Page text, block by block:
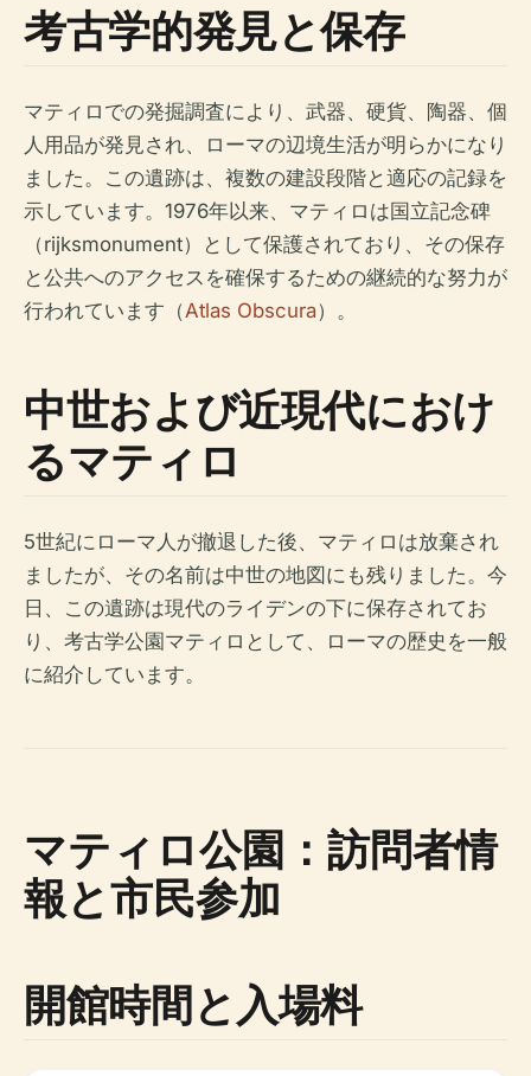
考古学的発見と保存
マティロでの発掘調査により、武器、硬貨、陶器、個
人用品が発見され、ローマの辺境生活が明らかになり
ました。この遺跡は、複数の建設段階と適応の記録を
示しています。1976年以来、マティロは国立記念碑
（rijksmonument）として保護されており、その保存
と公共へのアクセスを確保するための継続的な努力が
行われています（Atlas Obscura）。
中世および近現代におけ
るマティロ
5世紀にローマ人が撤退した後、マティロは放棄され
ましたが、その名前は中世の地図にも残りました。今
日、この遺跡は現代のライデンの下に保存されてお
り、考古学公園マティロとして、ローマの歴史を一般
に紹介しています。
マティロ公園：訪問者情
報と市民参加
開館時間と入場料